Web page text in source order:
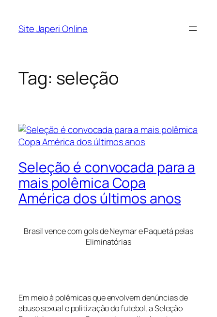
Site Japeri Online
Tag: seleção
Seleção é convocada para a
mais polêmica Copa
América dos últimos anos
Brasil vence com gols de Neymar e Paquetá pelas
Eliminatórias
Em meio à polêmicas que envolvem denúncias de
abuso sexual e politização do futebol, a Seleção